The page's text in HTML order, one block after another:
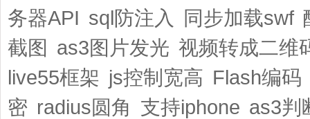
务器API sql防注入 同步加载swf
截图 as3图片发光 视频转成二维
live55框架 js控制宽高 Flash编码
密 radius圆角 支持iphone as3判